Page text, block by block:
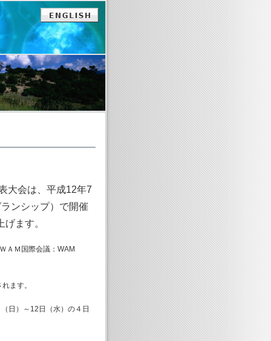
大会は、平成12年7
ンシップ）で開催
ます。
ＡＭ国際会議：WAM
ます。
）～12日（水）の４日